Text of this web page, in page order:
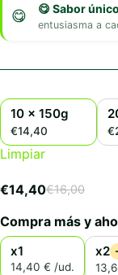
😋 Sabor único
entusiasma a
10 x 150g
€14,40
Limpiar
€16,00
El
precio
original
€16,00.
€14,40El
precio
actual
€14,40.
Compra más y
x1
14,40 € /ud.
x2